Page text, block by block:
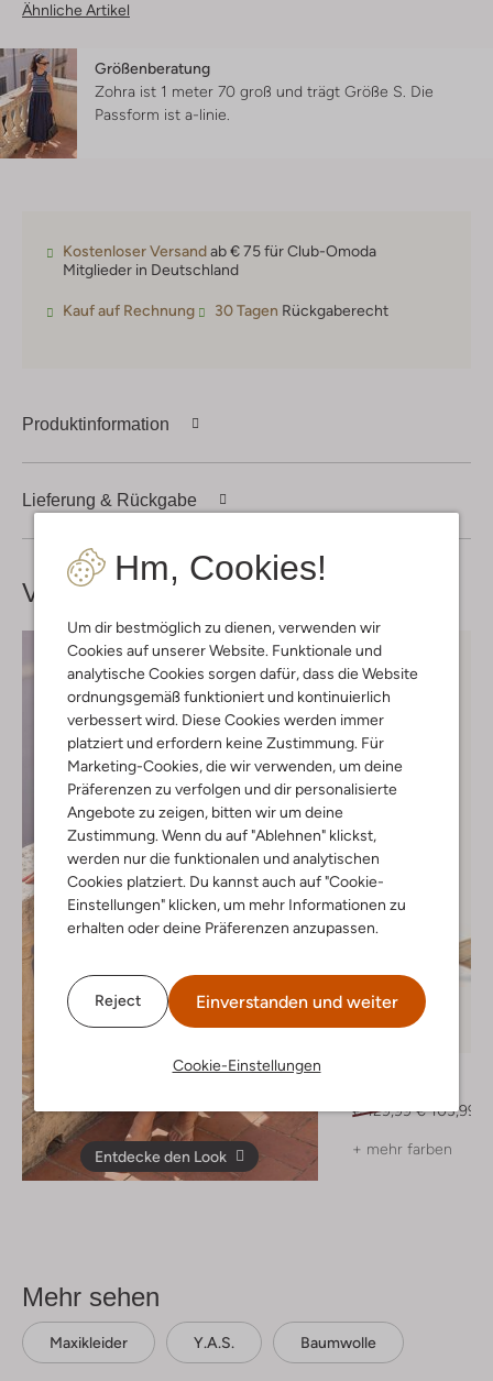
Hm, Cookies!
Um dir bestmöglich zu dienen, verwenden wir
Cookies auf unserer Website. Funktionale und
analytische Cookies sorgen dafür, dass die Website
ordnungsgemäß funktioniert und kontinuierlich
verbessert wird. Diese Cookies werden immer
platziert und erfordern keine Zustimmung. Für
Marketing-Cookies, die wir verwenden, um deine
Präferenzen zu verfolgen und dir personalisierte
Angebote zu zeigen, bitten wir um deine
Zustimmung. Wenn du auf "Ablehnen" klickst,
werden nur die funktionalen und analytischen
Cookies platziert. Du kannst auch auf "Cookie-
Einstellungen" klicken, um mehr Informationen zu
erhalten oder deine Präferenzen anzupassen.
Reject Einverstanden und weiter
Cookie-Einstellungen
Ähnliche Artikel
Größenberatung
Zohra ist 1 meter 70 groß und trägt Größe S. Die
Passform ist a-linie
Kostenloser Versandab € 75 für Club-Omoda
Mitglieder in Deutschland
Kauf auf Rechnung 30 Tagen Rückgaberecht
Produktinformation
Lieferung & Rückgabe
Vervollständige deinen
Entdecke den Look
€ 129,99 € 103,99
+ mehr farben
Mehr sehen
Maxikleider Y.a.s. Baumwolle